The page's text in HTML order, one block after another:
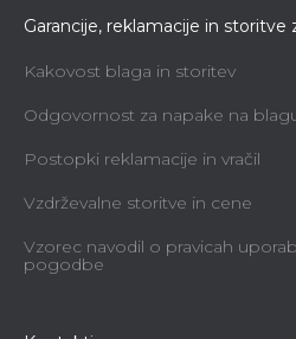
Garancije, reklamacije in storitve
Kakovost blaga in storitev
Odgovornost za napake na
Postopki reklamacije in vračil
Vzdrževalne storitve in cene
Vzorec navodil o pravicah
pogodbe